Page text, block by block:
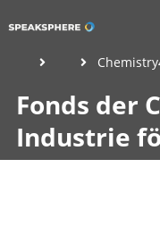
Fonds der
Industrie